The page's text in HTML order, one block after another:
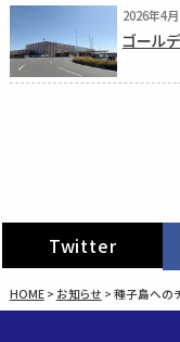
2026年4
ゴール
Twitter
HOME> お知らせ > 種子島への